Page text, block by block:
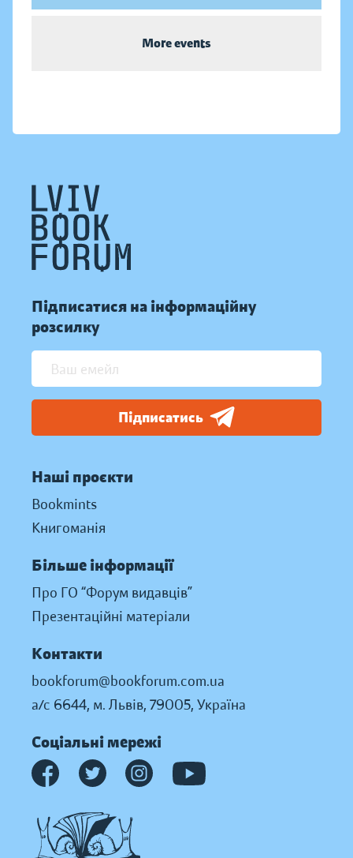
More events
Підписатися на інформаційну
розсилку
Підписатись
Наші проєкти
Bookmints
Книгоманія
Більше інформації
Про ГО “Форум видавців”
Презентаційні матеріали
Контакти
bookforum@bookforum.com.ua
а/с 6644, м. Львів, 79005, Україна
Соціальні мережі